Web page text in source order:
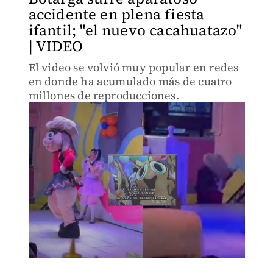
accidente en plena fiesta
ifantil; "el nuevo cacahuatazo"
| VIDEO
El video se volvió muy popular en redes
en donde ha acumulado más de cuatro
millones de reproducciones.